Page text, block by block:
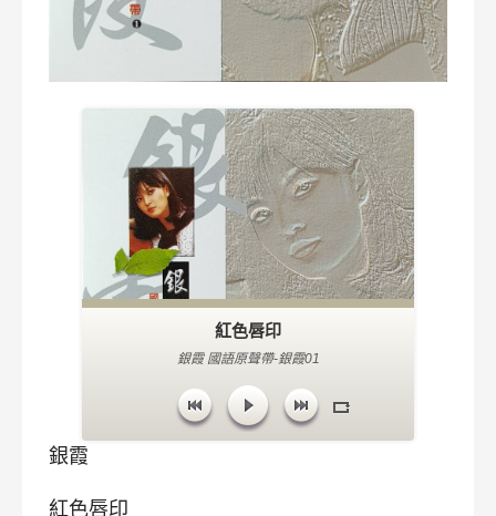
紅色唇印
銀霞 國語原聲帶-銀霞01
銀霞
紅色唇印